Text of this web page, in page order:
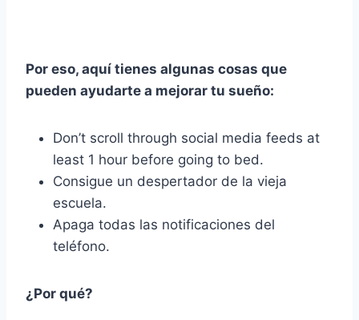
Por eso, aquí tienes algunas cosas que
pueden ayudarte a mejorar tu sueño:
Don’t scroll through social media feeds at
least 1 hour before going to bed.
Consigue un despertador de la vieja
escuela.
Apaga todas las notificaciones del
teléfono.
¿Por qué?